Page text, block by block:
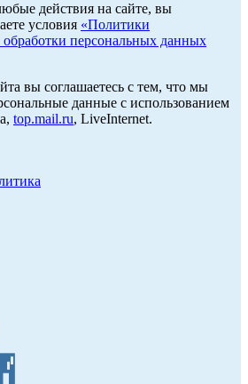
действия на сайте, вы
условия «Политики
персональных данных
вы соглашаетесь с тем, что мы
данные с использованием
top.mail.ru, LiveInternet.